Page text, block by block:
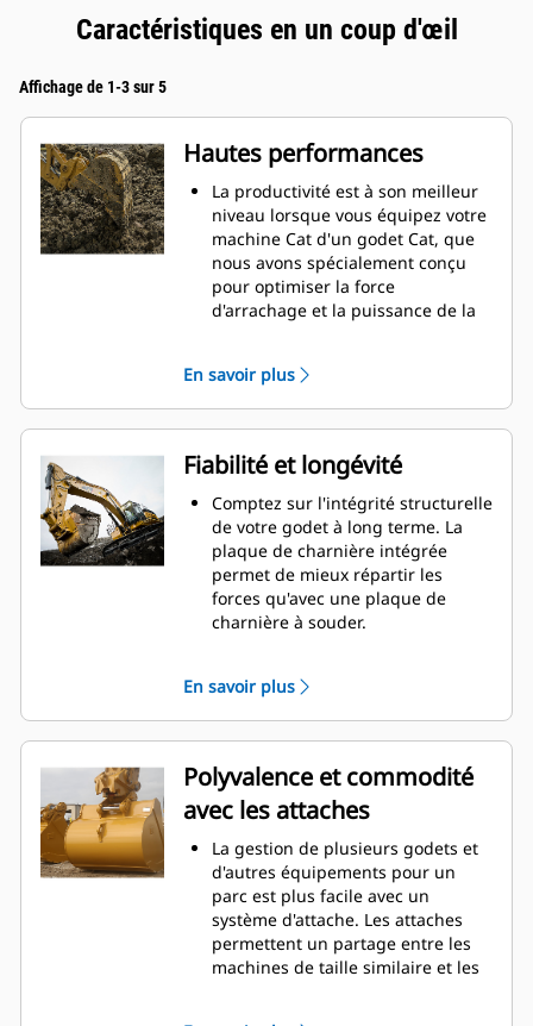
Caractéristiques en un coup d'œil
Affichage de 1-3 sur 5
Hautes performances
La productivité est à son meilleur
niveau lorsque vous équipez votre
machine Cat d'un godet Cat, que
nous avons spécialement conçu
pour optimiser la force
d'arrachage et la puissance de la
double améliore le flux des
matières dans le godet. Le
dégagement de talon accru
garantit que le fond du godet ne
frotte pas, ce qui réduit les coûts
d'entretien.
La consommation de carburant est
maximale lors de l'excavation. Les
godets Cat sont conçus pour
creuser dans les matériaux
rapidement afin d'améliorer
Chargez plus de matière plus
rapidement. La forme et les barres
latérales du godet permettent une
rétention optimale des matériaux
dans le godet à chaque charge.
En savoir plus
Fiabilité et longévité
Comptez sur l'intégrité structurelle
de votre godet à long terme. La
plaque de charnière intégrée
permet de mieux répartir les
forces qu'avec une plaque de
charnière à souder.
sont résistants à l'abrasion, en
particulier dans les zones d'usure
excessive.
Avec les outils d'attaque du sol Cat
(GET), protégez les zones d'usure
excessive les plus importantes de
votre godet lorsqu'il entre en
contact avec les matériaux.
Avec les outils d'attaque du sol
Cat ® Advansys™(GET), augmentez
la productivité pour les
applications exigeantes, facilitez la
pénétration dans les tas et
En savoir plus
Polyvalence et commodité
avec les attaches
La gestion de plusieurs godets et
d'autres équipements pour un
parc est plus facile avec un
système d'attache. Les attaches
permettent un partage entre les
machines de taille similaire et les